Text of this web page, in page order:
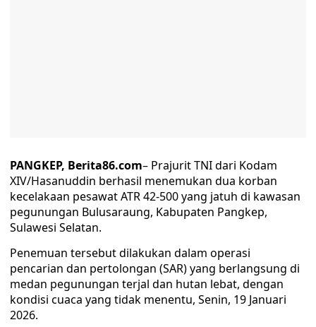
PANGKEP, Berita86.com– Prajurit TNI dari Kodam
XIV/Hasanuddin berhasil menemukan dua korban
kecelakaan pesawat ATR 42-500 yang jatuh di kawasan
pegunungan Bulusaraung, Kabupaten Pangkep,
Sulawesi Selatan.
Penemuan tersebut dilakukan dalam operasi
pencarian dan pertolongan (SAR) yang berlangsung di
medan pegunungan terjal dan hutan lebat, dengan
kondisi cuaca yang tidak menentu, Senin, 19 Januari
2026.